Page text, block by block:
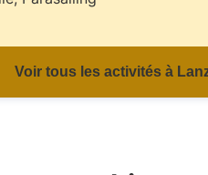
Voir tous les activités à